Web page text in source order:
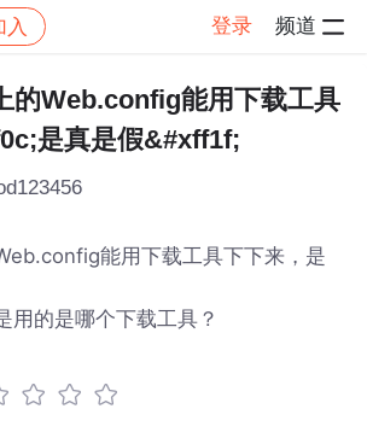
入 登录 频道
帖子详情
的Web.config能用下载工具
是真是假&#xff1f;
能用下载工具下下来，是
用的是哪个下载工具？